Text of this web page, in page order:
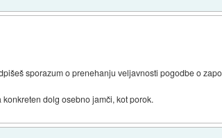
sporazum o prenehanju veljavnosti pogodbe o
dolg osebno jamči, kot porok.